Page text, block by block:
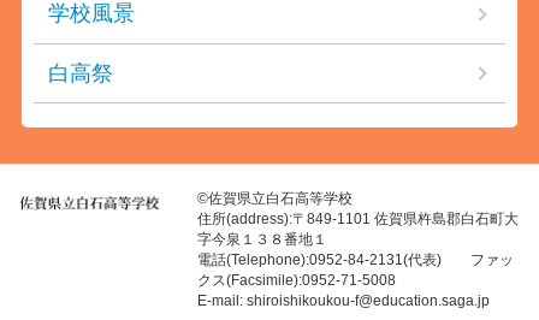
学校風景
白高祭
©佐賀県立白石高等学校
住所(address):〒849-1101 佐賀県杵島郡白石町大
字今泉１３８番地１
電話(Telephone):0952-84-2131(代表) ファッ
クス(Facsimile):0952-71-5008
E-mail: shiroishikoukou-f@education.saga.jp